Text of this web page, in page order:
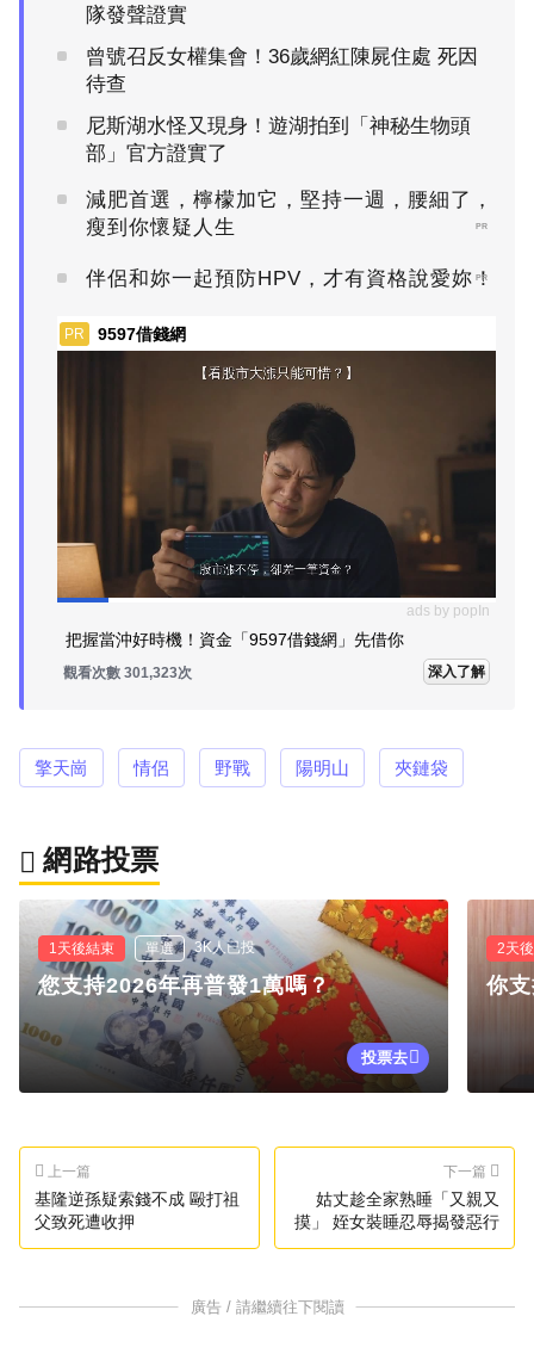
隊發聲證實
曾號召反女權集會！36歲網紅陳屍住處 死因
待查
尼斯湖水怪又現身！遊湖拍到「神秘生物頭
部」官方證實了
減肥首選，檸檬加它，堅持一週，腰細了，
瘦到你懷疑人生
PR
伴侶和妳一起預防HPV，才有資格說愛妳！
PR
PR 9597借錢網
ads by popIn
把握當沖好時機！資金「9597借錢網」先借你
觀看次數 301,336次 深入了解
擎天崗 情侶 野戰 陽明山 夾鏈袋
網路投票
1天後結束 單選 3K人已投
您支持2026年再普發1萬嗎？
投票去
2天
你
上一篇
基隆逆孫疑索錢不成 毆打祖
父致死遭收押
下一篇
姑丈趁全家熟睡「又親又
摸」 姪女裝睡忍辱揭發惡行
廣告 / 請繼續往下閱讀